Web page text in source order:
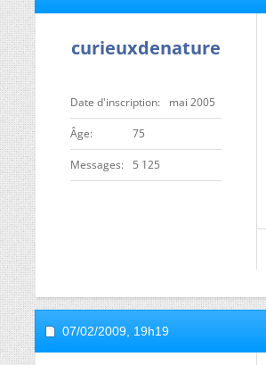
curieuxdenature
Date d'inscription mai 2005
ge 75
Messages 5 125
07/02/2009, 19h19